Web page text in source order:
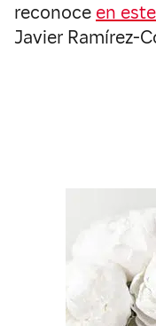
reconoce en
Javier Ramírez-